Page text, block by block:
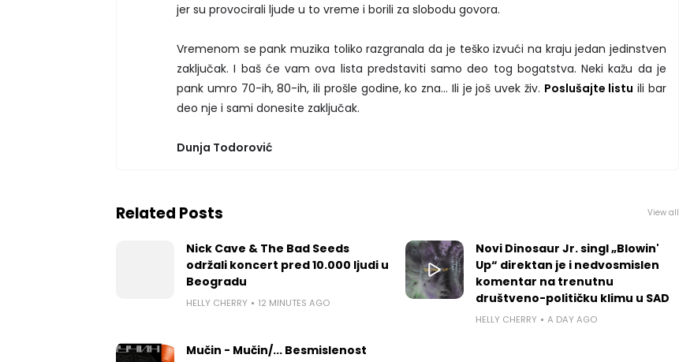
jer su provocirali ljude u to vreme i borili za slobodu govora.
Vremenom se pank muzika toliko razgranala da je teško izvući na kraju jedan jedinstven
zaključak. I baš će vam ova lista predstaviti samo deo tog bogatstva. Neki kažu da je
pank umro 70-ih, 80-ih, ili prošle godine, ko zna… Ili je još uvek živ. Poslušajte listu ili bar
deo nje i sami donesite zaključak.
Dunja Todorović
Related Posts View all
Nick Cave & The Bad Seeds
održali koncert pred 10.000 ljudi u
Beogradu
HELLY CHERRY 12 MINUTES AGO
Novi Dinosaur Jr. singl „Blowin'
Up“ direktan je i nedvosmislen
komentar na trenutnu
društveno-političku klimu u SAD
HELLY CHERRY A DAY AGO
Mučin - Mučin/... Besmislenost